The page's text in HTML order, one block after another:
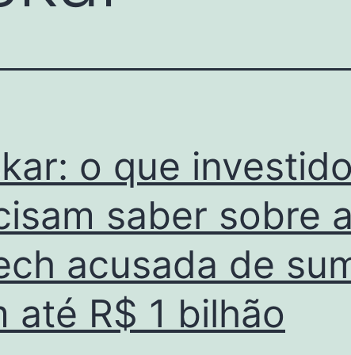
o que
saber sobre a
acusada de
até R$ 1 bilhão